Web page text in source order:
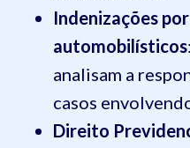
Indenizações
automobilísticos
analisam a
casos
Direito